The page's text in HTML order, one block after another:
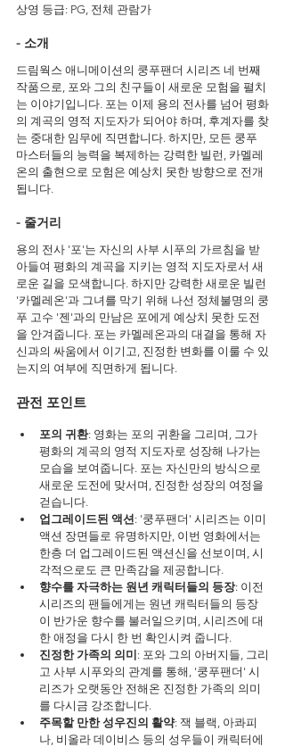
상영 등급: PG, 전체 관람가
- 소개
드림웍스 애니메이션의 쿵푸팬더 시리즈 네 번째
작품으로, 포와 그의 친구들이 새로운 모험을 펼치
는 이야기입니다. 포는 이제 용의 전사를 넘어 평화
의 계곡의 영적 지도자가 되어야 하며, 후계자를 찾
는 중대한 임무에 직면합니다. 하지만, 모든 쿵푸
마스터들의 능력을 복제하는 강력한 빌런, 카멜레
온의 출현으로 모험은 예상치 못한 방향으로 전개
됩니다.
- 줄거리
용의 전사 '포'는 자신의 사부 시푸의 가르침을 받
아들여 평화의 계곡을 지키는 영적 지도자로서 새
로운 길을 모색합니다. 하지만 강력한 새로운 빌런
'카멜레온'과 그녀를 막기 위해 나선 정체불명의 쿵
푸 고수 '젠'과의 만남은 포에게 예상치 못한 도전
을 안겨줍니다. 포는 카멜레온과의 대결을 통해 자
신과의 싸움에서 이기고, 진정한 변화를 이룰 수 있
는지의 여부에 직면하게 됩니다.
관전 포인트
포의 귀환: 영화는 포의 귀환을 그리며, 그가
평화의 계곡의 영적 지도자로 성장해 나가는
모습을 보여줍니다. 포는 자신만의 방식으로
새로운 도전에 맞서며, 진정한 성장의 여정을
걷습니다.
업그레이드된 액션: '쿵푸팬더' 시리즈는 이미
액션 장면들로 유명하지만, 이번 영화에서는
한층 더 업그레이드된 액션신을 선보이며, 시
각적으로도 큰 만족감을 제공합니다.
향수를 자극하는 원년 캐릭터들의 등장: 이전
시리즈의 팬들에게는 원년 캐릭터들의 등장
이 반가운 향수를 불러일으키며, 시리즈에 대
한 애정을 다시 한 번 확인시켜 줍니다.
진정한 가족의 의미 : 포와 그의 아버지들, 그리
고 사부 시푸와의 관계를 통해, '쿵푸팬더' 시
리즈가 오랫동안 전해온 진정한 가족의 의미
를 다시금 강조합니다.
주목할 만한 성우진의 활약: 잭 블랙, 아콰피
나, 비올라 데이비스 등의 성우들이 캐릭터에